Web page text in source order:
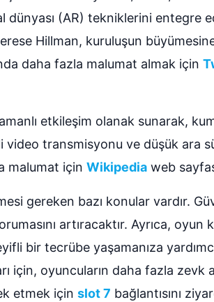
dünyası (AR) tekniklerini entegre
Hillman, kuruluşun
daha fazla malumat almak için
etkileşim olanak sunarak,
transmisyonu ve düşük ara
malumat için Wikipedia web
gereken bazı konular vardır.
artıracaktır. Ayrıca, oyun
bir tecrübe yaşamanıza
için, oyuncuların daha fazla zevk
etmek için slot 7 bağlantısını